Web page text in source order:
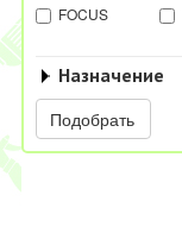
FOCUS
Назначение
Подобрать